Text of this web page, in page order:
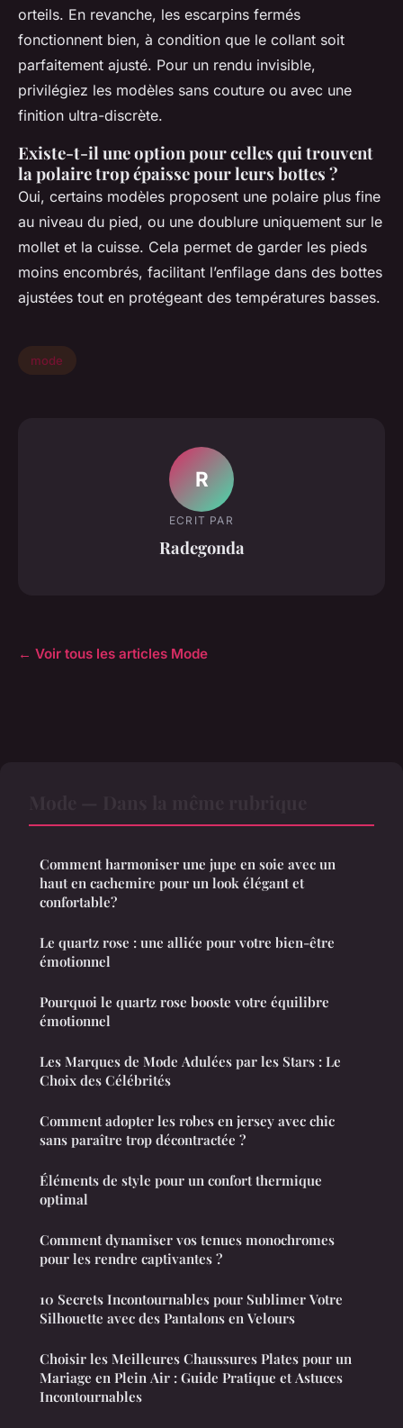
orteils. En revanche, les escarpins fermés
fonctionnent bien, à condition que le collant soit
parfaitement ajusté. Pour un rendu invisible,
privilégiez les modèles sans couture ou avec une
finition ultra-discrète.
Existe-t-il une option pour celles qui trouvent
la polaire trop épaisse pour leurs bottes ?
Oui, certains modèles proposent une polaire plus fine
au niveau du pied, ou une doublure uniquement sur le
mollet et la cuisse. Cela permet de garder les pieds
moins encombrés, facilitant l’enfilage dans des bottes
ajustées tout en protégeant des températures basses.
mode
R
ECRIT PAR
Radegonda
← Voir tous les articles Mode
Comment harmoniser une jupe en soie avec un
haut en cachemire pour un look élégant et
confortable?
Le quartz rose : une alliée pour votre bien-être
émotionnel
Pourquoi le quartz rose booste votre équilibre
émotionnel
Les Marques de Mode Adulées par les Stars : Le
Choix des Célébrités
Comment adopter les robes en jersey avec chic
sans paraître trop décontractée ?
Éléments de style pour un confort thermique
optimal
Comment dynamiser vos tenues monochromes
pour les rendre captivantes ?
10 Secrets Incontournables pour Sublimer Votre
Silhouette avec des Pantalons en Velours
Choisir les Meilleures Chaussures Plates pour un
Mariage en Plein Air : Guide Pratique et Astuces
Incontournables